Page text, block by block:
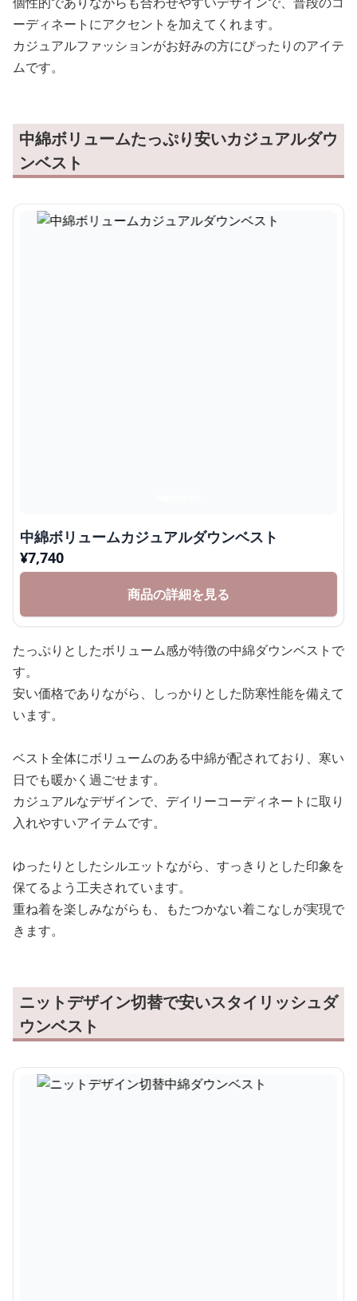
ーディネートにアクセントを加えてくれます。
カジュアルファッションがお好みの方にぴったりのアイテ
ムです。
中綿ボリュームたっぷり安いカジュアルダウ
ンベスト
中綿ボリュームカジュアルダウンベスト
¥7,740
商品の詳細を見る
たっぷりとしたボリューム感が特徴の中綿ダウンベストで
す。
安い価格でありながら、しっかりとした防寒性能を備えて
います。
ベスト全体にボリュームのある中綿が配されており、寒い
日でも暖かく過ごせます。
カジュアルなデザインで、デイリーコーディネートに取り
入れやすいアイテムです。
ゆったりとしたシルエットながら、すっきりとした印象を
保てるよう工夫されています。
重ね着を楽しみながらも、もたつかない着こなしが実現で
きます。
ニットデザイン切替で安いスタイリッシュダ
ウンベスト